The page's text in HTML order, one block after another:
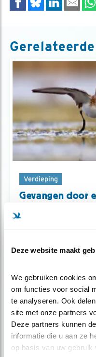
Deze website maakt
We gebruiken cookies
om functies voor social
te analyseren. Ook
site met onze partners
Deze partners kunnen
informatie die u aan ze
op basis van uw gebruik
Verdieping
Gevangen door